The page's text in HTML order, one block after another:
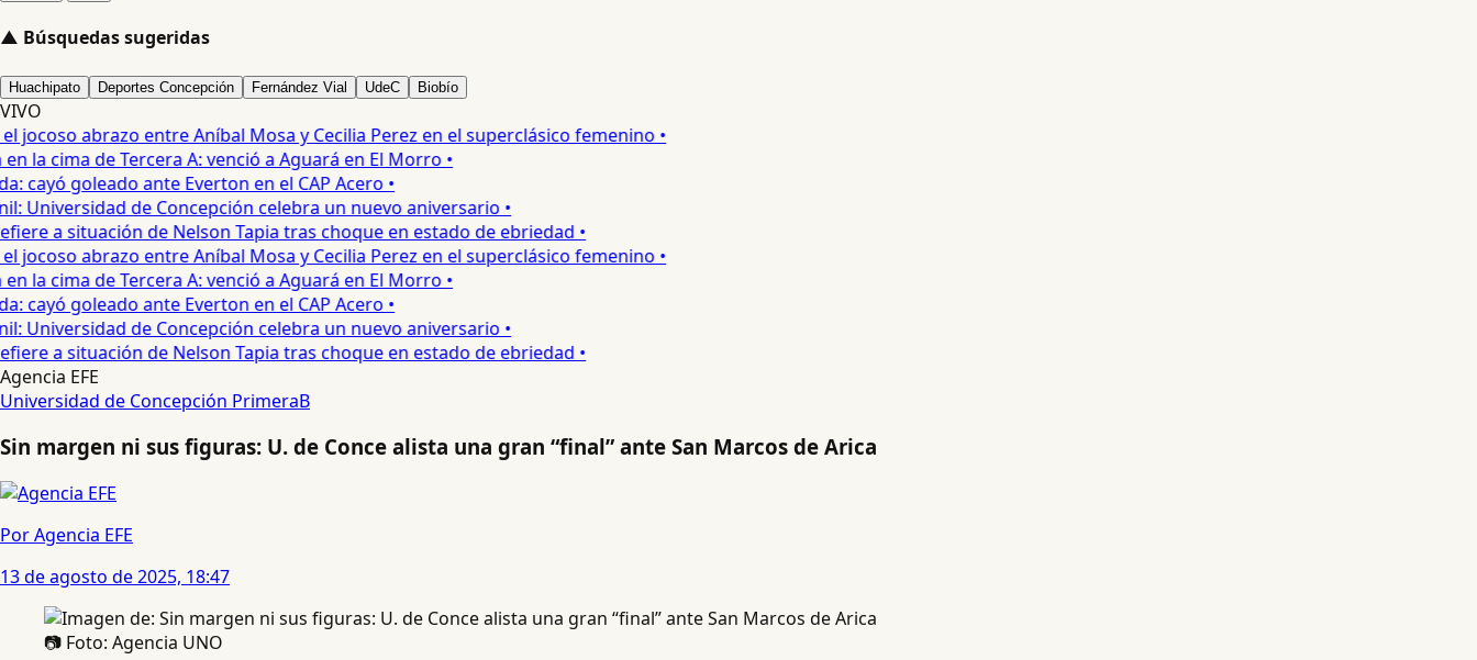
▲ Búsquedas sugeridas
Huachipato Deportes Concepción Fernández Vial UdeC Biobío
VIVO
abrazo entre Aníbal Mosa y Cecilia Perez en el superclásico femenino •
la cima de Tercera A: venció a Aguará en El Morro •
goleado ante Everton en el CAP Acero •
Universidad de Concepción celebra un nuevo aniversario •
a situación de Nelson Tapia tras choque en estado de ebriedad •
abrazo entre Aníbal Mosa y Cecilia Perez en el superclásico femenino •
la cima de Tercera A: venció a Aguará en El Morro •
goleado ante Everton en el CAP Acero •
Universidad de Concepción celebra un nuevo aniversario •
a situación de Nelson Tapia tras choque en estado de ebriedad •
Agencia EFE
Universidad de Concepción PrimeraB
Sin margen ni sus figuras: U. de Conce alista una gran “final” ante San Marcos de Arica
Por Agencia EFE
13 de agosto de 2025, 18:47
📷 Foto: Agencia UNO